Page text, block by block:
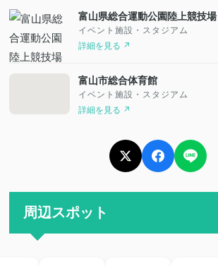
富山県総合運動公園陸上競技場
イベント施設・スタジアム
詳細を見る ↗
富山市総合体育館
イベント施設・スタジアム
詳細を見る ↗
周辺スポット